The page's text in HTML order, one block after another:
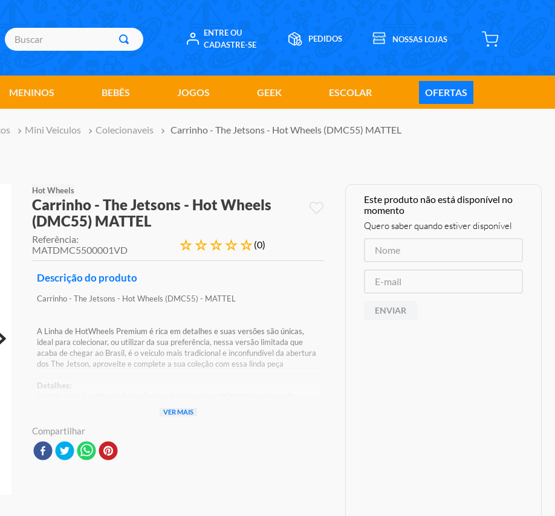
Buscar
ENTRE OU
CADASTRE-SE
MENINOS BEBÊS JOGOS GEEK ESCOLAR OFERTAS
Mini Veiculos Colecionaveis Carrinho - The Jetsons - Hot Wheels (DMC55) MATTEL
Hot Wheels
Carrinho - The Jetsons - Hot Wheels
(DMC55) MATTEL
Referência:
MATDMC5500001VD
☆☆☆☆☆(0)
Descrição do produto
Carrinho - The Jetsons - Hot Wheels (DMC55) - MATTEL
A Linha de HotWheels Premium é rica em detalhes e suas versões são únicas,
ideal para colecionar, ou utilizar da sua preferência, nessa versão limitada que
acaba de chegar ao Brasil, é o veiculo mais tradicional e inconfundível da abertura
dos The Jetson, aproveite e complete a sua coleção com essa linda peça
Detalhes:
Características:
Conteúdo Da Embalagem: 1 Carrinho
Material/Composição: Metal
VER MAIS
Compartilhar
Este produto não está disponível no
momento
Quero saber quando estiver disponível
ENVIAR